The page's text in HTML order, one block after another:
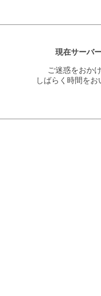
現在サーバ
ご迷惑をおか
しばらく時間を